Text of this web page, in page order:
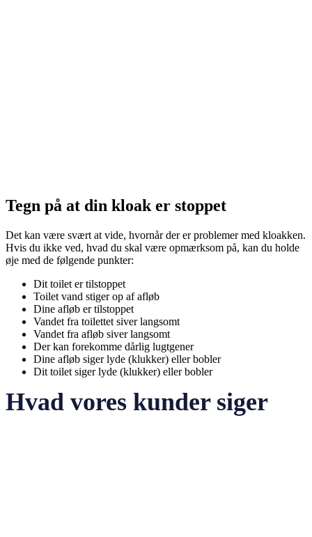
Tegn på at din kloak er stoppet
Det kan være svært at vide, hvornår der er problemer med kloakken.
Hvis du ikke ved, hvad du skal være opmærksom på, kan du holde
øje med de følgende punkter:
Dit toilet er tilstoppet
Toilet vand stiger op af afløb
Dine afløb er tilstoppet
Vandet fra toilettet siver langsomt
Vandet fra afløb siver langsomt
Der kan forekomme dårlig lugtgener
Dine afløb siger lyde (klukker) eller bobler
Dit toilet siger lyde (klukker) eller bobler
Hvad vores kunder siger